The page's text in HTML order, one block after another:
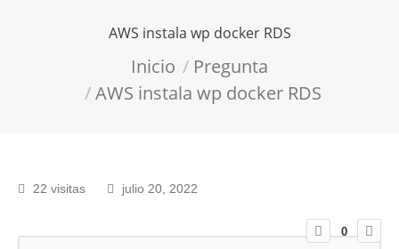
AWS instala wp docker RDS
Inicio
Pregunta
AWS instala wp docker RDS
22 visitas julio 20, 2022
0